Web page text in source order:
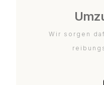
Wir sorgen